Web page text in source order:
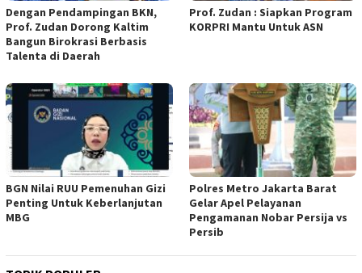
Dengan Pendampingan BKN,
Prof. Zudan Dorong Kaltim
Bangun Birokrasi Berbasis
Talenta di Daerah
Prof. Zudan : Siapkan Program
KORPRI Mantu Untuk ASN
BGN Nilai RUU Pemenuhan Gizi
Penting Untuk Keberlanjutan
MBG
Polres Metro Jakarta Barat
Gelar Apel Pelayanan
Pengamanan Nobar Persija vs
Persib